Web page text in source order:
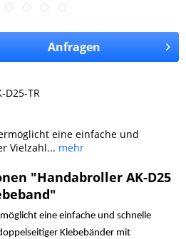
Anfragen
D25-TR
eine einfache und
Vielzahl... mehr
"Handabroller AK-D25
eine einfache und schnelle
Klebebänder mit